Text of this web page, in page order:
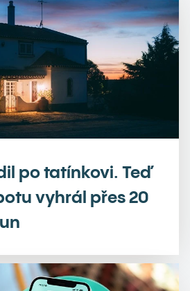
po tatínkovi. Teď
vyhrál přes 20